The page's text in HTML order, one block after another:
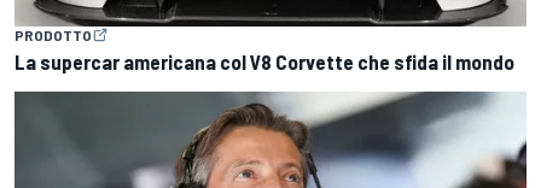
PRODOTTO
La supercar americana col V8 Corvette che sfida il mondo